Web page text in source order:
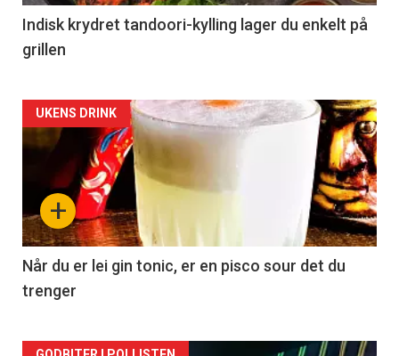
Indisk krydret tandoori-kylling lager du enkelt på
grillen
Forsiden
akkurat
nå
-
2
+
UKENS DRINK
Når du er lei gin tonic, er en pisco sour det du
trenger